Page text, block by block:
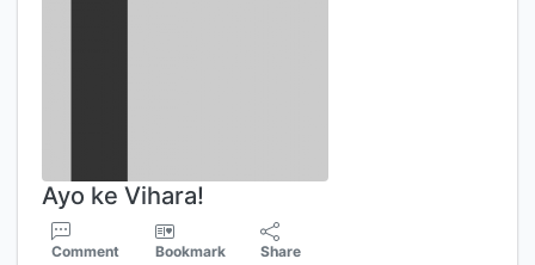
Ayo ke Vihara!
Comment Bookmark Share